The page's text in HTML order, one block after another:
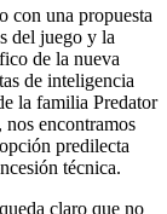
con una propuesta
del juego y la
de la nueva
de inteligencia
la familia Predator
encontramos
predilecta
técnica.
claro que no